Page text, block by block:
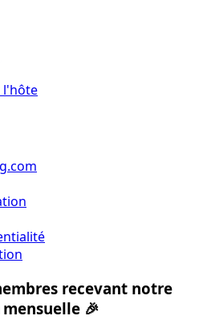
l'hôte
recevant notre
🎉